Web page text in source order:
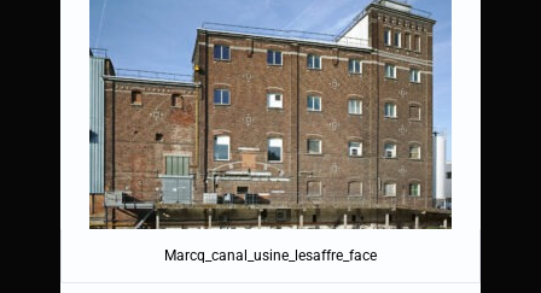
Marcq_canal_usine_lesaffre_face